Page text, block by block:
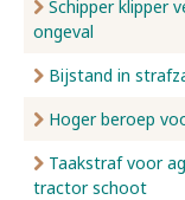
Schipper klipper
ongeval
Bijstand in
Hoger beroep
Taakstraf voor
tractor schoot